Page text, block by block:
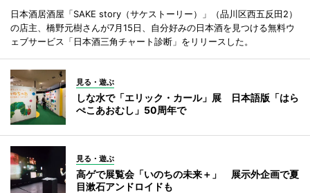
日本酒居酒屋「SAKE story（サケストーリー）」（品川区西五反田2）
の店主、橋野元樹さんが7月15日、自分好みの日本酒を見つける無料ウ
ェブサービス「日本酒三角チャート診断」をリリースした。
見る・遊ぶ
しな水で「エリック・カール」展 日本語版「はら
ぺこあおむし」50周年で
見る・遊ぶ
高ゲで展覧会「いのちの未来＋」 展示外企画で夏
目漱石アンドロイドも